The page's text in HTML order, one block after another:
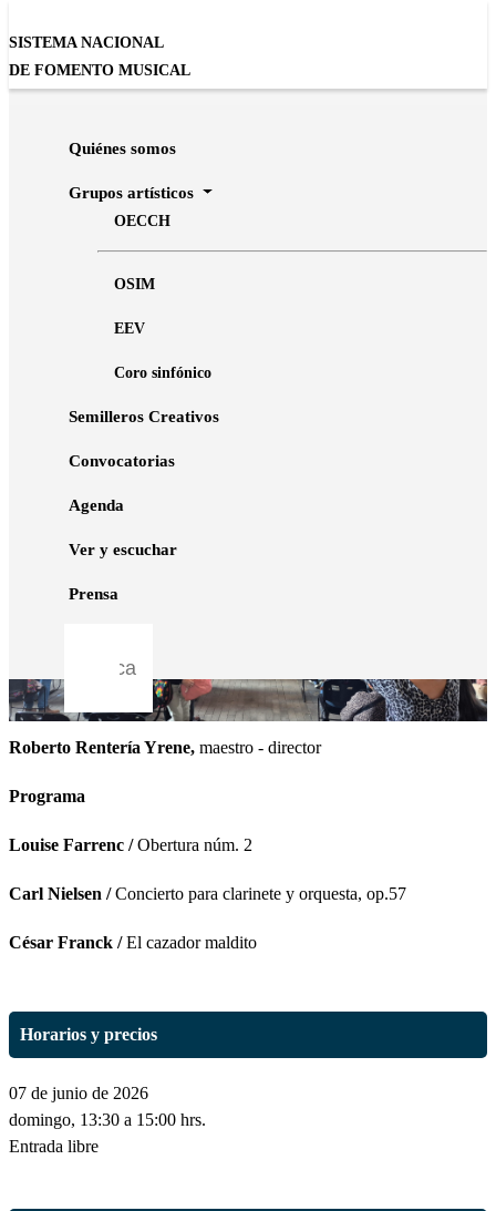
SISTEMA NACIONAL
DE FOMENTO MUSICAL
Quiénes somos
Grupos artísticos
OECCH
OSIM
EEV
Coro sinfónico
Semilleros Creativos
Convocatorias
Agenda
Ver y escuchar
Prensa
El cazador maldito
Orquesta Escuela Carlos Chávez
Roberto Rentería Yrene, maestro - director
Programa
Louise Farrenc /Obertura núm. 2
Carl Nielsen /Concierto para clarinete y orquesta, op.57
César Franck /El cazador maldito
Horarios y precios
07 de junio de 2026
domingo, 13:30 a 15:00 hrs.
Entrada libre